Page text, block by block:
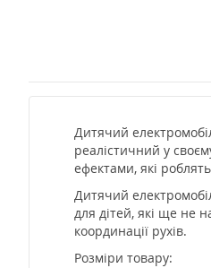
Дитячий
реалістичний у
ефектами, які
Дитячий
для дітей, які ще не
координації рухів.
Розміри товару: